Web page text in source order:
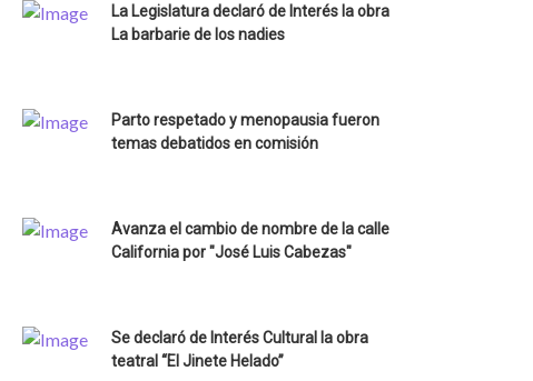
La Legislatura declaró de Interés la obra
La barbarie de los nadies
Parto respetado y menopausia fueron
temas debatidos en comisión
Avanza el cambio de nombre de la calle
California por "José Luis Cabezas"
Se declaró de Interés Cultural la obra
teatral “El Jinete Helado”